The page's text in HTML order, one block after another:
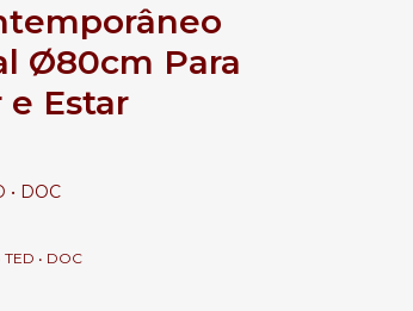
Ø80cm Para
e Estar
• DOC
• DOC